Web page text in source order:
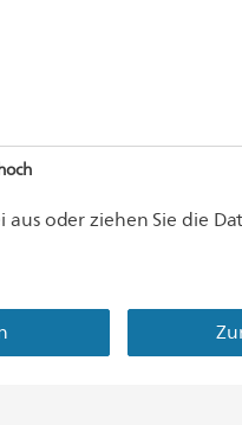
aus oder ziehen Sie die